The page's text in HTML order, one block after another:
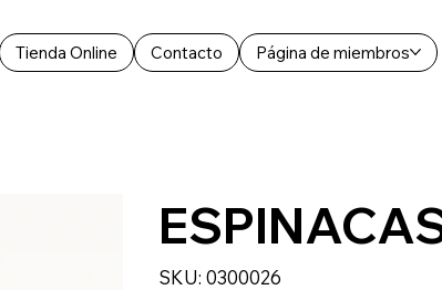
Tienda Online Contacto Página de miembros
SKU: SKU
0300026
0300026